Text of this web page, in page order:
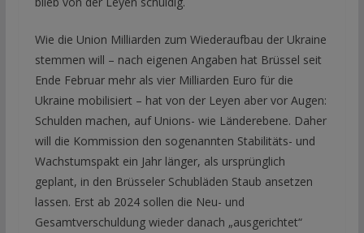
Wie die Union Milliarden zum Wiederaufbau der Ukraine
stemmen will – nach eigenen Angaben hat Brüssel seit
Ende Februar mehr als vier Milliarden Euro für die
Ukraine mobilisiert – hat von der Leyen aber vor Augen:
Schulden machen, auf Unions- wie Länderebene. Daher
will die Kommission den sogenannten Stabilitäts- und
Wachstumspakt ein Jahr länger, als ursprünglich
geplant, in den Brüsseler Schubläden Staub ansetzen
lassen. Erst ab 2024 sollen die Neu- und
Gesamtverschuldung wieder danach „ausgerichtet“